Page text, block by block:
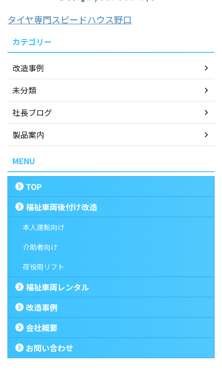
タイヤ専門スピードハウス野口
カテゴリー
改造事例
未分類
社長ブログ
製品案内
MENU
TOP
福祉車両後付け改造
本人運転向け
介助者向け
荷役用リフト
福祉車両レンタル
改造事例
会社概要
お問い合わせ